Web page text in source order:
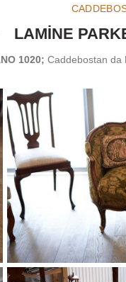
LAMİNE
1020; Caddebostan da